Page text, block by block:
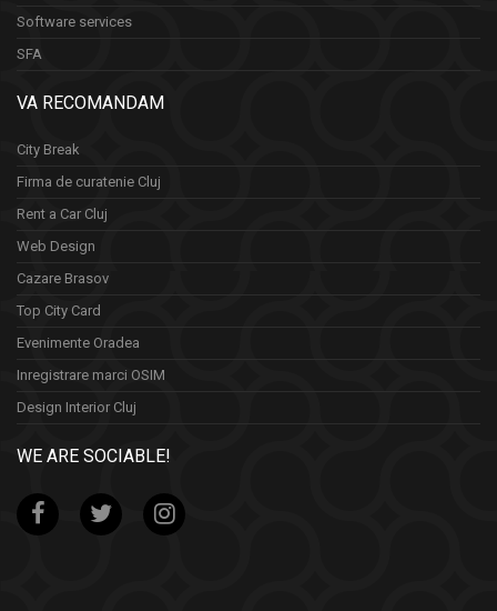
Software services
SFA
VA RECOMANDAM
City Break
Firma de curatenie Cluj
Rent a Car Cluj
Web Design
Cazare Brasov
Top City Card
Evenimente Oradea
Inregistrare marci OSIM
Design Interior Cluj
WE ARE SOCIABLE!